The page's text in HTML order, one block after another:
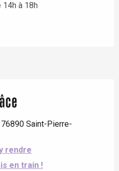
à 18h
Saint-Pierre-
rendre
en train !